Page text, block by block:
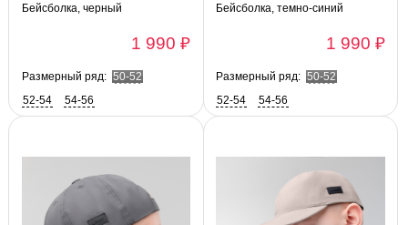
Бейсболка, черный
1 990 ₽
Размерный ряд: 50-52
52-54
54-56
Бейсболка, темно-синий
1 990 ₽
Размерный ряд: 50-52
52-54
54-56